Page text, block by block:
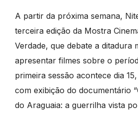
A partir da próxima semana,
terceira edição da Mostra
Verdade, que debate a ditadura
apresentar filmes sobre o
primeira sessão acontece dia
com exibição do documentário
do Araguaia: a guerrilha vista